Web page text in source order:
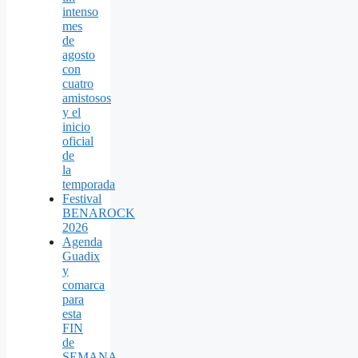
intenso
mes
de
agosto
con
cuatro
amistosos
y el
inicio
oficial
de
la
temporada
Festival
BENAROCK
2026
Agenda
Guadix
y
comarca
para
esta
FIN
de